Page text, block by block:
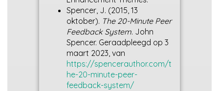
Spencer, J. (2015, 13
oktober). The 20-Minute Peer
Feedback System. John
Spencer. Geraadpleegd op 3
maart 2023, van
https://spencerauthor.com/t
he-20-minute-peer-
feedback-system/